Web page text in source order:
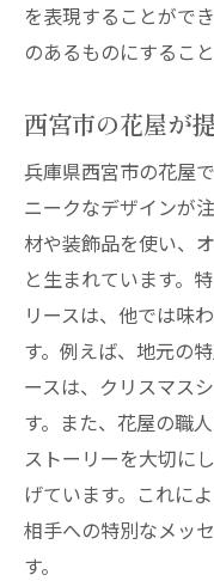
を表現することがで
のあるものにするこ
西宮市の花屋が
兵庫県西宮市の花屋
ニークなデザインが
材や装飾品を使い、
と生まれています。
リースは、他では味
す。例えば、地元の
ースは、クリスマス
す。また、花屋の職
ストーリーを大切に
げています。これに
相手への特別なメッ
す。